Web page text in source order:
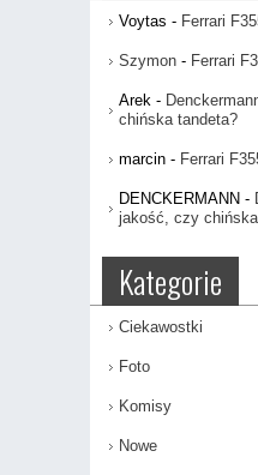
Voytas - Ferrari
Szymon- Ferrari
Arek-
chińska tandeta?
marcin- Ferrari
DENCKERMANN -
jakość, czy
Kategorie
Ciekawostki
Foto
Komisy
Nowe